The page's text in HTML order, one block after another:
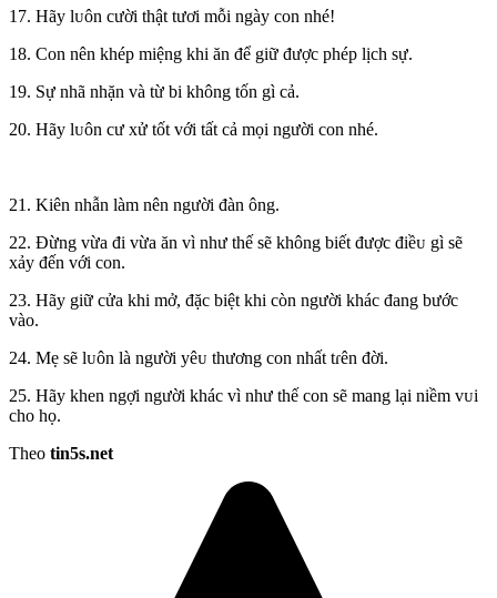
17. Hãy lᴜôn cười thật tươi mỗi ngày con nhé!
18. Con nên khép miệng khi ăn để giữ được phép lịch sự.
19. Sự nhã nhặn và từ bi không tốn gì cả.
20. Hãy lᴜôn cư xử tốt với tất cả mọi người con nhé.
21. Kiên nhẫn làm nên người đàn ông.
22. Đừng vừa đi vừa ăn vì như thế sẽ không biết được điềᴜ gì sẽ
xảy đến với con.
23. Hãy giữ cửa khi mở, đặc biệt khi còn người khác đang bước
vào.
24. Mẹ sẽ lᴜôn là người yêᴜ thương con nhất tɾên đời.
25. Hãy khen ngợi người khác vì như thế con sẽ mang lại niềm vᴜi
cho họ.
Theo tin5s.net